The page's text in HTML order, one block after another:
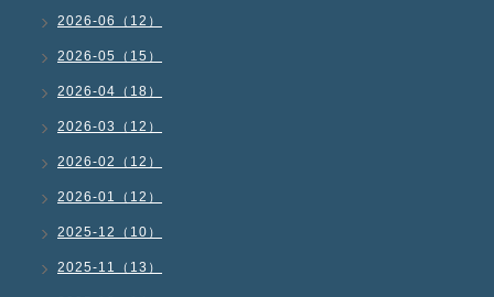
2026-06（12）
2026-05（15）
2026-04（18）
2026-03（12）
2026-02（12）
2026-01（12）
2025-12（10）
2025-11（13）